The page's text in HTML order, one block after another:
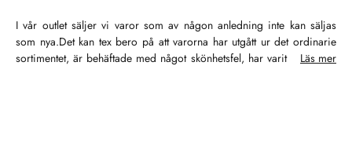
I vår outlet säljer vi varor som av någon anledning inte kan säljas
som nya.Det kan tex bero på att varorna har utgått ur det ordinarie
sortimentet, är behäftade med något skönhetsfel, har varit uppsatta i
Läs mer